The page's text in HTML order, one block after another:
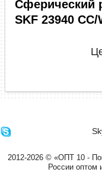
Сферический
SKF 23940 CC/
2012-2026 © «ОПТ 10 -
России оптом